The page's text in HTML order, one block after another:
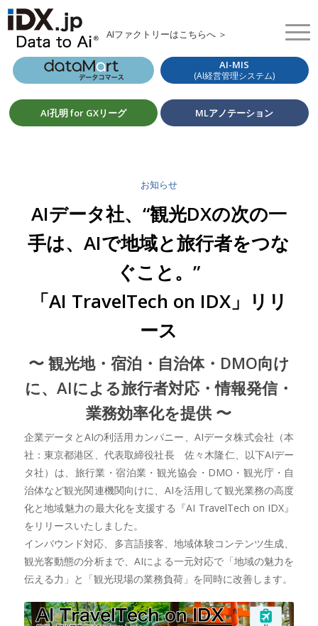
AIファクトリーはこちらへ ＞
AI-MIS
(AI経営管理システム)
AI孔明 for GXリーグ MLアノテーション
お知らせ
AIデータ社、“観光DXの次の一
手は、AIで地域と旅行者をつな
ぐこと。”
「AI TravelTech on IDX」リリ
ース
〜 観光地・宿泊・自治体・DMO向け
に、AIによる旅行者対応・情報発信・
業務効率化を提供 〜
企業データとAIの利活用カンパニー、AIデータ株式会社（本
社：東京都港区、代表取締役社長 佐々木隆仁、以下AIデー
タ社）は、旅行業・宿泊業・観光協会・DMO・観光庁・自
治体など観光関連機関向けに、AIを活用して観光業務の高度
化と地域魅力の最大化を支援する『AI TravelTech on IDX』
をリリースいたしました。
インバウンド対応、多言語接客、地域体験コンテンツ生成、
観光客動態の分析まで、AIによる一元対応で「地域の魅力を
伝える力」と「観光現場の業務負荷」を同時に改善します。